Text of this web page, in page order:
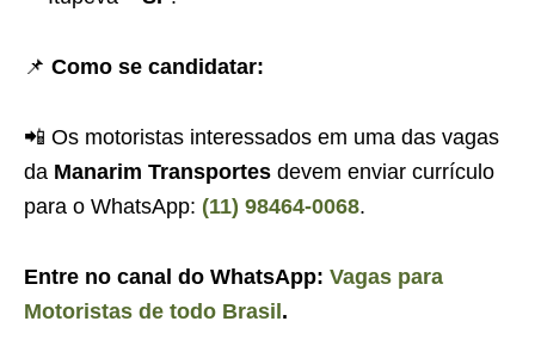
📌 Como se candidatar:
📲 Os motoristas interessados em uma das vagas
da Manarim Transportes devem enviar currículo
para o WhatsApp: (11) 98464-0068.
Entre no canal do WhatsApp: Vagas para
Motoristas de todo Brasil .